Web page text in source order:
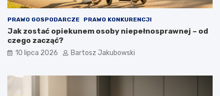
PRAWO GOSPODARCZE PRAWO KONKURENCJI
Jak zostać opiekunem osoby niepełnosprawnej – od
czego zacząć?
10 lipca 2026 Bartosz Jakubowski